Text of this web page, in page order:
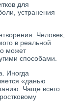
для
устранения
Человек,
в реальной
может
способами.
Иногда
«данью
Чаще всего